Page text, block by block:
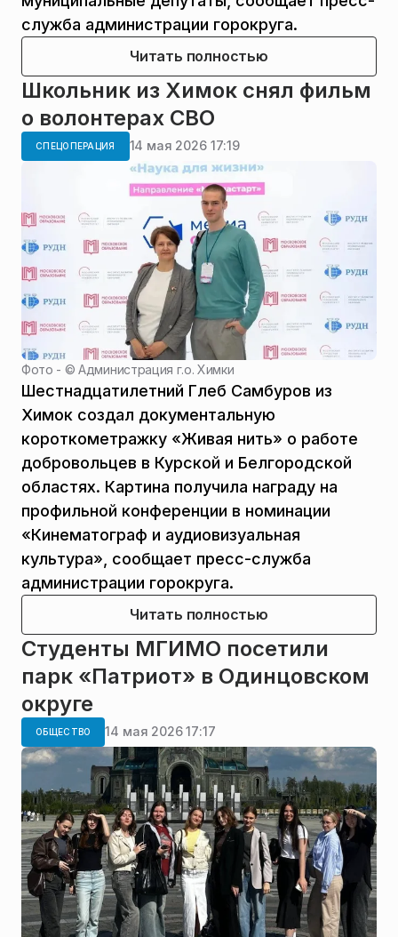
служба администрации горокруга.
Читать полностью
Школьник из Химок снял фильм
о волонтерах СВО
СПЕЦОПЕРАЦИЯ 14 мая 2026 17:19
Фото - ©Администрация г.о. Химки
Шестнадцатилетний Глеб Самбуров из
Химок создал документальную
короткометражку «Живая нить» о работе
добровольцев в Курской и Белгородской
областях. Картина получила награду на
профильной конференции в номинации
«Кинематограф и аудиовизуальная
культура», сообщает пресс-служба
администрации горокруга.
Читать полностью
Студенты МГИМО посетили
парк «Патриот» в Одинцовском
округе
ОБЩЕСТВО 14 мая 2026 17:17